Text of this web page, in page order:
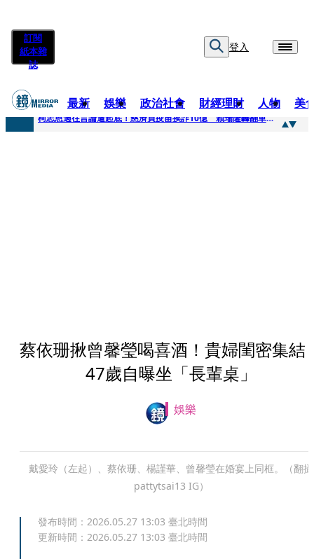
訂閱
紙本雜
誌
登入
最新 娛樂 政治社會 財經理財 人物 美
快訊
柯志恩過往言論遭起底！慈濟買疫苗挨詐10億 賴瑞隆轟翻車：應為當年錯誤道歉
蔡依珊揪曾馨瑩喝喜酒！貴婦閨密集
47歲自曝坐「長輩桌」
娛樂
戴愛玲（左起）、蔡依珊、楊謹華、曾馨瑩在婚宴上同框。（翻攝
pattytsai13 IG）
發布時間： 2026.05.27 13:03 臺北時間
更新時間： 2026.05.27 13:03 臺北時間